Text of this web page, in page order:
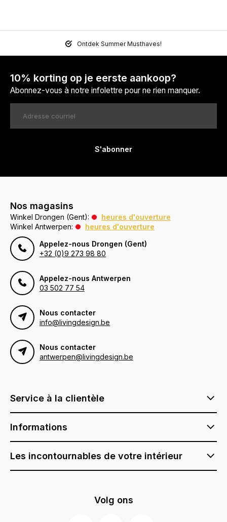
Ontdek Summer Musthaves!
10% korting op je eerste aankoop?
Abonnez-vous à notre infolettre pour ne rien manquer.
S'abonner
Nos magasins
Winkel Drongen (Gent):
heures d'ouverture
Winkel Antwerpen:
heures d'ouverture
Appelez-nous Drongen (Gent)
+32 (0)9 273 98 80
Appelez-nous Antwerpen
03 502 77 54
Nous contacter
info@livingdesign.be
Nous contacter
antwerpen@livingdesign.be
Service à la clientèle
Informations
Les incontournables de votre intérieur
Volg ons